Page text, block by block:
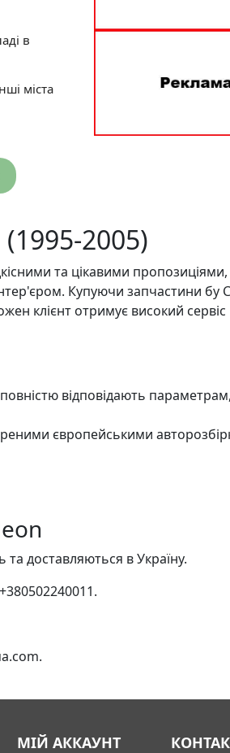
в
міста
2005)
та цікавими пропозиціями,
Купуючи запчастини бу
клієнт отримує високий сервіс
відповідають
європейськими
доставляються в Україну.
МІЙ АККАУНТ